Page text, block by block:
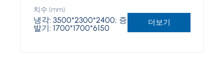
치수 (mm)
냉각: 3500*2300*2400; 증
발기: 1700*1700*6150
더보기